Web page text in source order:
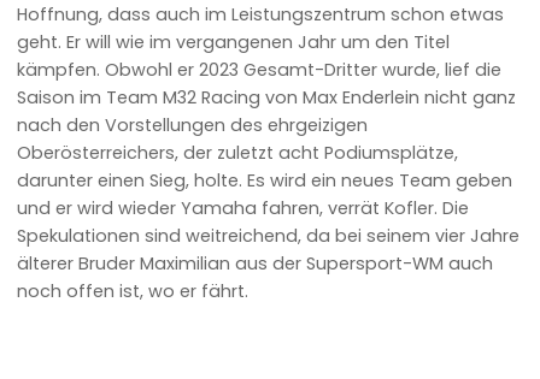
Hoffnung, dass auch im Leistungszentrum schon etwas
geht. Er will wie im vergangenen Jahr um den Titel
kämpfen. Obwohl er 2023 Gesamt-Dritter wurde, lief die
Saison im Team M32 Racing von Max Enderlein nicht ganz
nach den Vorstellungen des ehrgeizigen
Oberösterreichers, der zuletzt acht Podiumsplätze,
darunter einen Sieg, holte. Es wird ein neues Team geben
und er wird wieder Yamaha fahren, verrät Kofler. Die
Spekulationen sind weitreichend, da bei seinem vier Jahre
älterer Bruder Maximilian aus der Supersport-WM auch
noch offen ist, wo er fährt.